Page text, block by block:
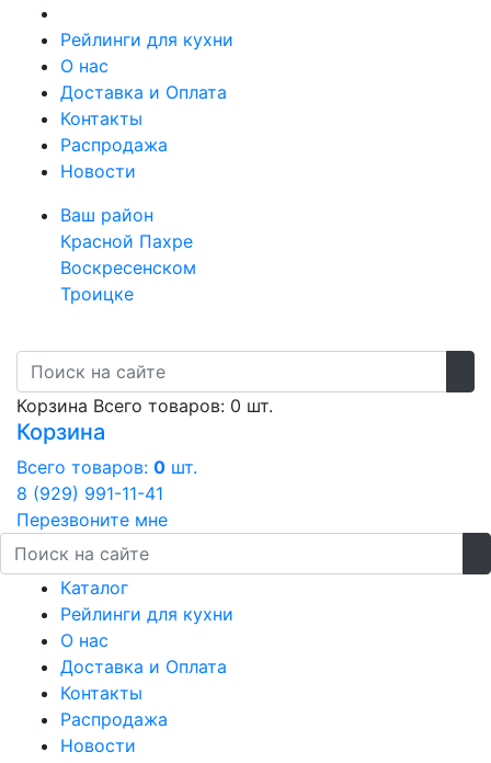
Рейлинги для кухни
О нас
Доставка и Оплата
Контакты
Распродажа
Новости
Ваш район
Красной Пахре
Воскресенском
Троицке
Корзина Всего товаров: 0 шт.
Корзина
Всего товаров: 0 шт.
8 (929) 991-11-41
Перезвоните мне
Каталог
Рейлинги для кухни
О нас
Доставка и Оплата
Контакты
Распродажа
Новости